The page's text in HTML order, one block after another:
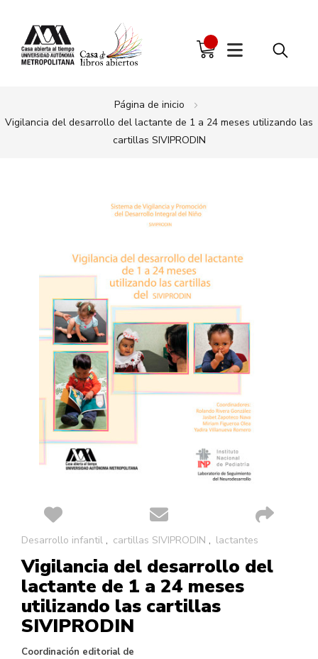
Página de inicio
Vigilancia del desarrollo del lactante de 1 a 24 meses utilizando las
cartillas SIVIPRODIN
Saltar
comienzo
galería
imágenes
Desarrollo infantil cartillas SIVIPRODIN lactantes
Vigilancia del desarrollo del
lactante de 1 a 24 meses
utilizando las cartillas
SIVIPRODIN
Coordinación editorial de